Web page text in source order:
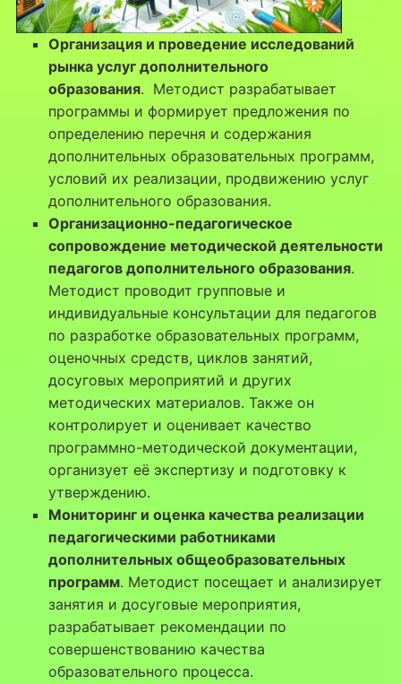
Организация и проведение исследований
рынка услуг дополнительного
образования. Методист разрабатывает
программы и формирует предложения по
определению перечня и содержания
дополнительных образовательных программ,
условий их реализации, продвижению услуг
дополнительного образования.
Организационно-педагогическое
сопровождение методической деятельности
педагогов дополнительного образования.
Методист проводит групповые и
индивидуальные консультации для педагогов
по разработке образовательных программ,
оценочных средств, циклов занятий,
досуговых мероприятий и других
методических материалов. Также он
контролирует и оценивает качество
программно-методической документации,
организует её экспертизу и подготовку к
утверждению.
Мониторинг и оценка качества реализации
педагогическими работниками
дополнительных общеобразовательных
программ. Методист посещает и анализирует
занятия и досуговые мероприятия,
разрабатывает рекомендации по
совершенствованию качества
образовательного процесса.